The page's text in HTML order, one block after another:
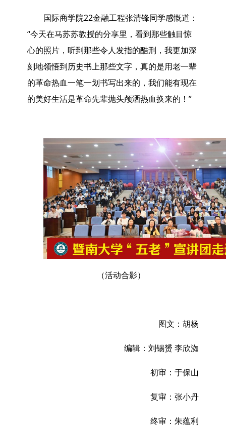
国际商学院22金融工程张清锋同学感慨道：
“今天在马苏苏教授的分享里，看到那些触目惊
心的照片，听到那些令人发指的酷刑，我更加深
刻地领悟到历史书上那些文字，真的是用老一辈
的革命热血一笔一划书写出来的，我们能有现在
的美好生活是革命先辈抛头颅洒热血换来的！”
（活动合影）
图文：胡杨
编辑：刘锡赟 李欣洳
初审：于保山
复审：张小丹
终审：朱蕴利